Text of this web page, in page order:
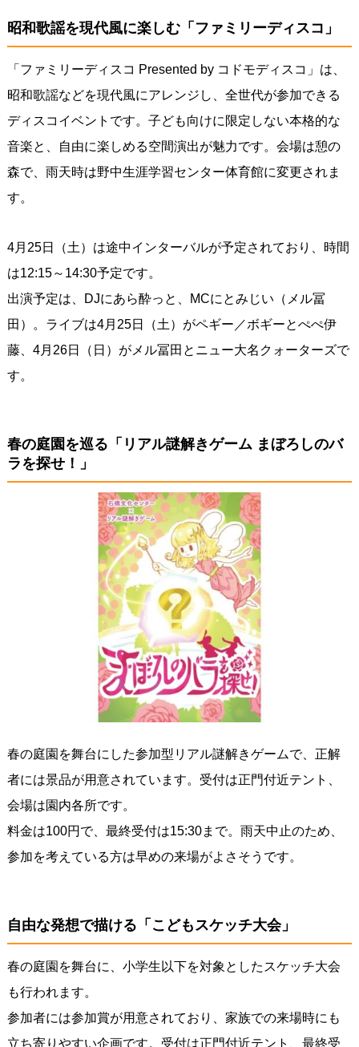
昭和歌謡を現代風に楽しむ「ファミリーディスコ」
「ファミリーディスコ Presented by コドモディスコ」は、
昭和歌謡などを現代風にアレンジし、全世代が参加できる
ディスコイベントです。子ども向けに限定しない本格的な
音楽と、自由に楽しめる空間演出が魅力です。会場は憩の
森で、雨天時は野中生涯学習センター体育館に変更されま
す。
4月25日（土）は途中インターバルが予定されており、時間
は12:15～14:30予定です。
出演予定は、DJにあら酔っと、MCにとみじい（メル冨
田）。ライブは4月25日（土）がペギー／ボギーとぺぺ伊
藤、4月26日（日）がメル冨田とニュー大名クォーターズで
す。
春の庭園を巡る「リアル謎解きゲーム まぼろしのバ
ラを探せ！」
春の庭園を舞台にした参加型リアル謎解きゲームで、正解
者には景品が用意されています。受付は正門付近テント、
会場は園内各所です。
料金は100円で、最終受付は15:30まで。雨天中止のため、
参加を考えている方は早めの来場がよさそうです。
自由な発想で描ける「こどもスケッチ大会」
春の庭園を舞台に、小学生以下を対象としたスケッチ大会
も行われます。
参加者には参加賞が用意されており、家族での来場時にも
立ち寄りやすい企画です。受付は正門付近テント、最終受